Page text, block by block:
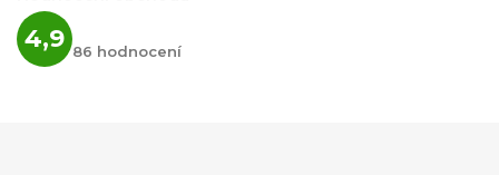
4,9 hodnocení
obchodu
86 hodnocení